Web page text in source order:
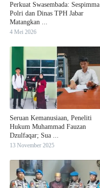
Perkuat Swasembada: Sespimma
Polri dan Dinas TPH Jabar
Matangkan ...
4 Mei 2026
Seruan Kemanusiaan, Peneliti
Hukum Muhammad Fauzan
Dzulfaqar; Sua ...
13 November 2025